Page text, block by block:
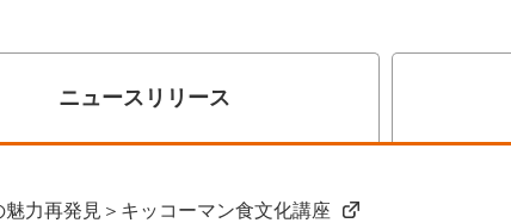
ニュース リリース
力再発見＞キッコーマン食文化講座